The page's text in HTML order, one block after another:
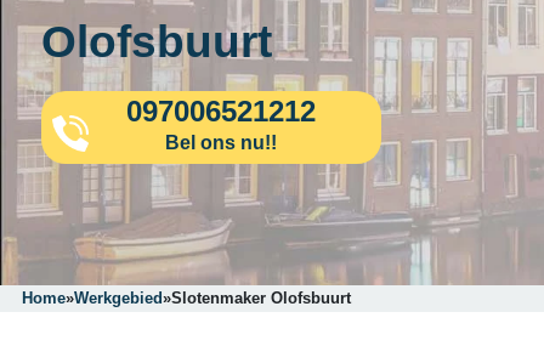
Olofsbuurt
097006521212
Bel ons nu!!
Home»Werkgebied»Slotenmaker Olofsbuurt